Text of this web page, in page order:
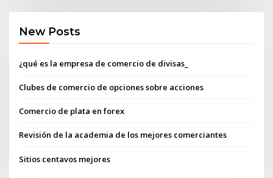
New Posts
¿qué es la empresa de comercio de divisas_
Clubes de comercio de opciones sobre acciones
Comercio de plata en forex
Revisión de la academia de los mejores comerciantes
Sitios centavos mejores